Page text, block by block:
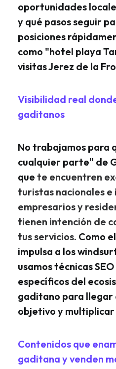
oportunidades
y qué pasos seguir
posiciones
como "hotel playa
visitas Jerez de la
Visibilidad real
gaditanos
No trabajamos para
cualquier parte" de
que te encuentren
turistas nacionales
empresarios y
tienen intención de
tus servicios. Como
impulsa a los
usamos técnicas
específicos del
gaditano para llegar
objetivo y multiplicar
Contenidos que
gaditana y venden